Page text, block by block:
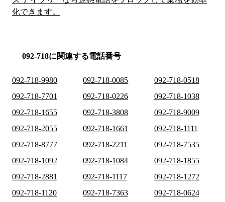
化できます。
092-718に関連する電話番号
092-718-9980 092-718-0085
092-718-0518
092-718-7701
092-718-0226
092-718-1038
092-718-1655
092-718-3808
092-718-9009
092-718-2055
092-718-1661
092-718-1111
092-718-8777
092-718-2211
092-718-7535
092-718-1092
092-718-1084
092-718-1855
092-718-2881
092-718-1117
092-718-1272
092-718-1120
092-718-7363
092-718-0624